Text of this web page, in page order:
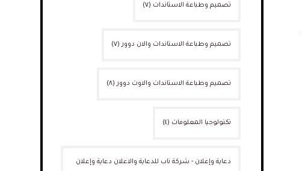
تصميم وطباعة الاستاندات (٧)
تصميم وطباعة الاستاندات والان دوور (٧)
تصميم وطباعة الاستاندات والاوت دوور (٨)
تكنولوجيا المعلومات (٤)
دعاية وإعلان - شركة ناب للدعاية والاعلان دعاية وإعلان